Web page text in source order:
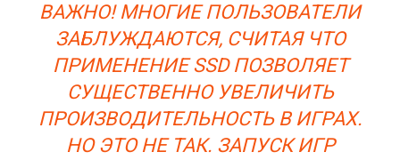
ВАЖНО! МНОГИЕ ПОЛЬЗОВАТЕЛИ
ЗАБЛУЖДАЮТСЯ, СЧИТАЯ ЧТО
ПРИМЕНЕНИЕ SSD ПОЗВОЛЯЕТ
СУЩЕСТВЕННО УВЕЛИЧИТЬ
ПРОИЗВОДИТЕЛЬНОСТЬ В ИГРАХ.
НО ЭТО НЕ ТАК. ЗАПУСК ИГР